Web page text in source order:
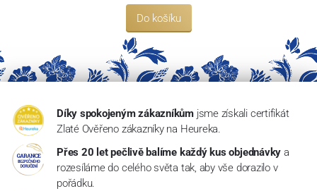
Do košíku
Díky spokojeným zákazníkům jsme získali certifikát
Zlaté Ověřeno zákazníky na Heureka.
Přes 20 let pečlivě balíme každý kus objednávky a
rozesíláme do celého světa tak, aby vše dorazilo v
pořádku.